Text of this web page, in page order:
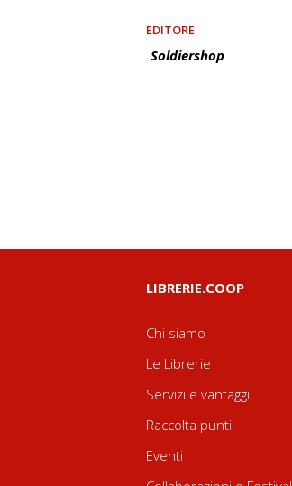
EDITORE
Soldiershop
LIBRERIE.COOP
Chi siamo
Le Librerie
Servizi e vantaggi
Raccolta punti
Eventi